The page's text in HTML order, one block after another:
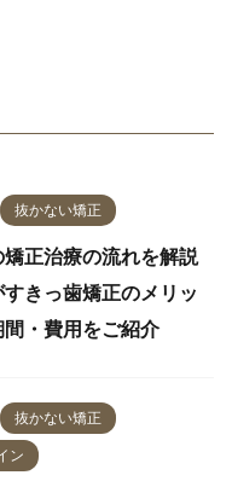
抜かない矯正
正治療の流れを解説
すきっ歯矯正のメリッ
間・費用をご紹介
抜かない矯正
ン